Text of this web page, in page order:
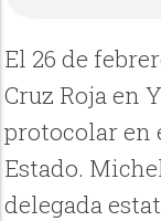
El 26 de
Cruz Roja en
protocolar en
Estado.
delegada